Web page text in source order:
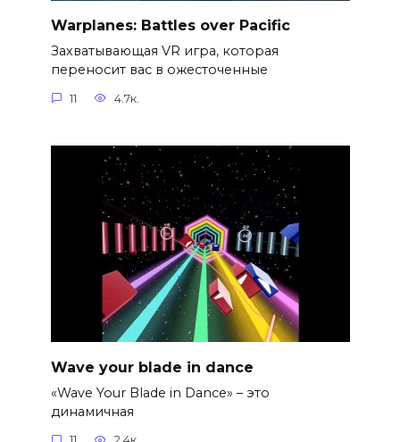
Warplanes: Battles over Pacific
Захватывающая VR игра, которая
переносит вас в ожесточенные
11 4.7к.
Wave your blade in dance
«Wave Your Blade in Dance» – это
динамичная